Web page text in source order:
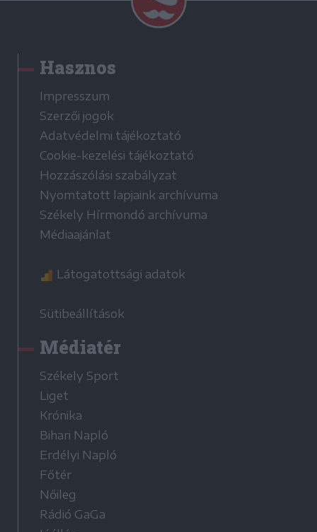
Hasznos
Impresszum
Szerzői jogok
Adatvédelmi tájékoztató
Cookie-kezelési tájékoztató
Hozzászólási szabályzat
Nyomtatott lapjaink archívuma
Székely Hírmondó archívuma
Médiaajánlat
Látogatottsági adatok
Sütibeállítások
Médiatér
Székely Sport
Liget
Krónika
Bihari Napló
Erdélyi Napló
Főtér
Nőileg
Rádió GaGa